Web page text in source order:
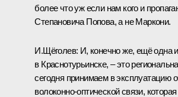
более что уж если нам кого и
Степановича Попова, а не Маркони.
И.Щёголев: И, конечно же, ещё одна
в Краснотурьинске, – это
сегодня принимаем в эксплуатацию
волоконно-оптической связи,